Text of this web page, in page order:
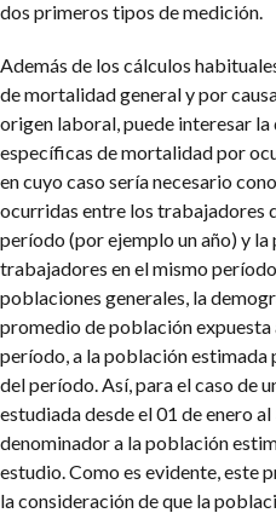
dos primeros tipos de medición.
Además de los cálculos
de mortalidad general y por
origen laboral, puede interesar
específicas de mortalidad por
en cuyo caso sería necesario
ocurridas entre los trabajadores
período (por ejemplo un año) y
trabajadores en el mismo
poblaciones generales, la
promedio de población
período, a la población estimada
del período. Así, para el caso de
estudiada desde el 01 de enero
denominador a la población
estudio. Como es evidente, este
la consideración de que la